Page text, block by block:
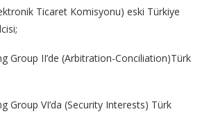
Ticaret Komisyonu) eski Türkiye
Group II’de (Arbitration-Conciliation)Türk
Group VI’da (Security Interests) Türk